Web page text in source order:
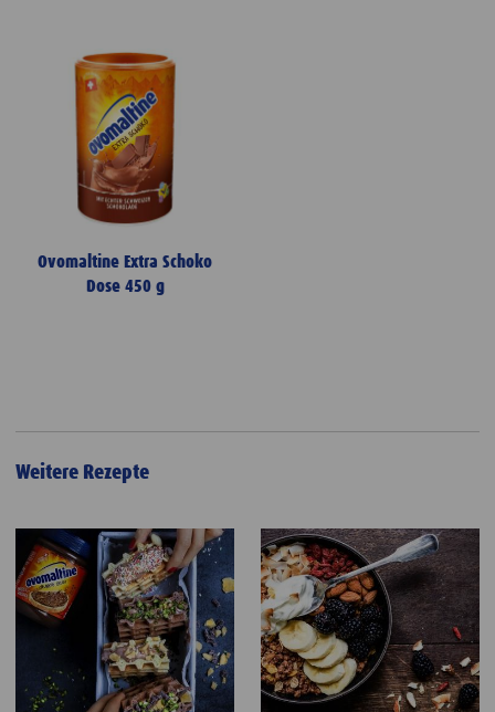
Ovomaltine Extra Schoko
Dose 450 g
Weitere Rezepte